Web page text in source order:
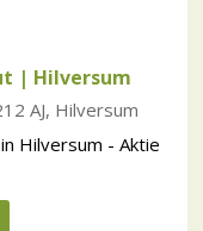
| Hilversum
AJ, Hilversum
Hilversum - Aktie